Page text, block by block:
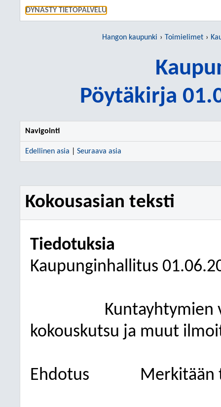
DYNASTY TIETOPALVELU
Hangon kaupunki Toimielimet
Pöytäkirja
Navigointi
Edellinen asia Seuraava asia
Kokousasian teksti
Tiedotuksia
Kaupunginhallitus
Kuntayhtymien
kokouskutsu ja muut
Ehdotus Merkitään